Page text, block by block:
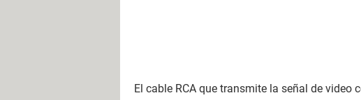
El cable RCA que transmite la señal de video